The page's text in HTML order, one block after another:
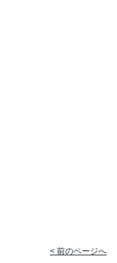
< 前のページへ